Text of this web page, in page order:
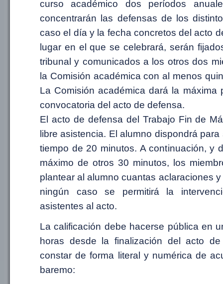
curso académico dos períodos
concentrarán las defensas de los
caso el día y la fecha concretos del acto
lugar en el que se celebrará, serán
tribunal y comunicados a los otros dos
la Comisión académica con al menos
La Comisión académica dará la máxima
convocatoria del acto de defensa.
El acto de defensa del Trabajo Fin de
libre asistencia. El alumno dispondrá
tiempo de 20 minutos. A continuación, y
máximo de otros 30 minutos, los
plantear al alumno cuantas aclaraciones
ningún caso se permitirá la
asistentes al acto.
La calificación debe hacerse pública en
horas desde la finalización del acto de
constar de forma literal y numérica de
baremo: